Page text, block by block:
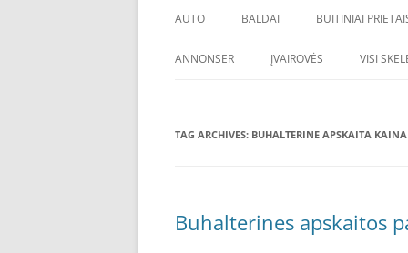
AUTO
PADANGOS
BALDAI BUITINIAI
ANNONSER ĮVAIROVĖS VISI
TAG ARCHIVES: BUHALTERINE APSKAITA KAINA
Buhalterines apskaitos